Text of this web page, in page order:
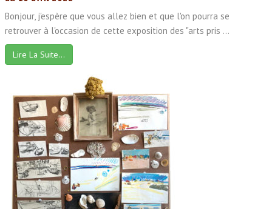
Bonjour, j'espère que vous allez bien et que l'on pourra se
retrouver à l'occasion de cette exposition des "arts pris ...
Lire La Suite…